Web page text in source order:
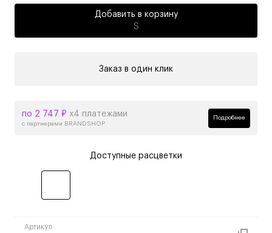
Добавить в корзину
S
Заказ в один клик
по 2 747 ₽ х4 платежами
с партнерами BRANDSHOP
Подробнее
Доступные расцветки
Артикул